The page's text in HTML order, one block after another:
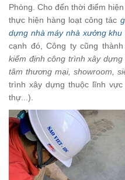
Phòng. Cho đến thời điểm
thực hiện hàng loạt công tác
dựng nhà máy nhà xưởng khu
cạnh đó, Công ty cũng
kiểm định công trình xây
tâm thương mại, showroom,
trình xây dựng thuộc lĩnh
thự...).